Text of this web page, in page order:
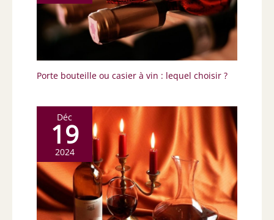
Porte bouteille ou casier à vin : lequel choisir ?
Déc
19
2024